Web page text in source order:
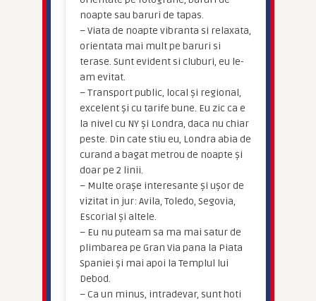
noapte sau baruri de tapas.
– Viata de noapte vibranta si relaxata,
orientata mai mult pe baruri si
terase. Sunt evident si cluburi, eu le-
am evitat.
– Transport public, local și regional,
excelent și cu tarife bune. Eu zic ca e
la nivel cu NY și Londra, daca nu chiar
peste. Din cate stiu eu, Londra abia de
curand a bagat metrou de noapte și
doar pe 2 linii.
– Multe orașe interesante și ușor de
vizitat in jur: Avila, Toledo, Segovia,
Escorial și altele.
– Eu nu puteam sa ma mai satur de
plimbarea pe Gran Via pana la Piata
Spaniei și mai apoi la Templul lui
Debod.
– Ca un minus, intradevar, sunt hoti